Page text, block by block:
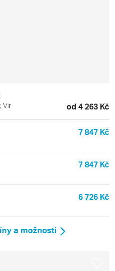
Vir od 4 263 Kč
7 847 Kč
7 847 Kč
6 726 Kč
a možnosti